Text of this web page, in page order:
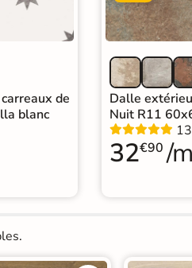
de
blanc
Dalle
Nuit R11
32€90 /